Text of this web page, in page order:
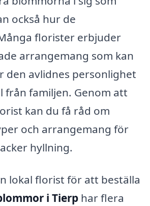
också hur de
florister erbjuder
arrangemang som kan
den avlidnes personlighet
från familjen. Genom att
kan du få råd om
och arrangemang för
hyllning.
lokal florist för att beställa
i Tierp har flera